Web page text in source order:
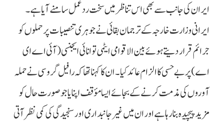
ایران کی جانب سے بھی اس تناظر میں سخت ردعمل سامنے آیا ہے۔
ایرانی وزارت خارجہ کے ترجمان بقائی نے جوہری تنصیبات پر حملوں کو
جرائم قرار دیتے ہوئے بین الاقوامی ایٹمی توانائی ایجنسی (آئی اے ای
اے) پر بے حسی کا الزام عائد کیا۔ ان کا کہنا تھا کہ رافیل گروسی نے حملہ
آوروں کی مذمت کرنے کے بجائے ایسا مؤقف اپنایا جو صورت حال کو
مزید پیچیدہ بنا رہا ہے اور ان میں غیر جانبداری اور سنجیدگی کی کمی نظر آتی